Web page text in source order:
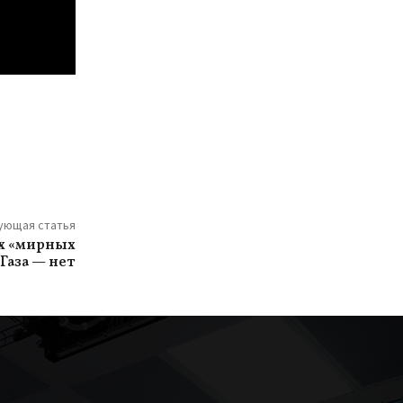
статья
«мирных
— нет